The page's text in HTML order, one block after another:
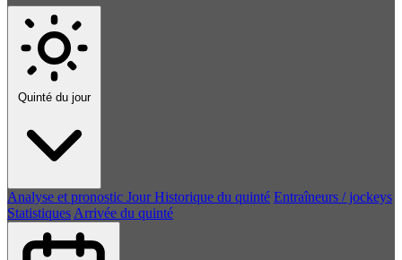
Quinté du jour
Analyse et pronostic Jour Historique du quinté Entraîneurs / jockeys
Statistiques Arrivée du quinté